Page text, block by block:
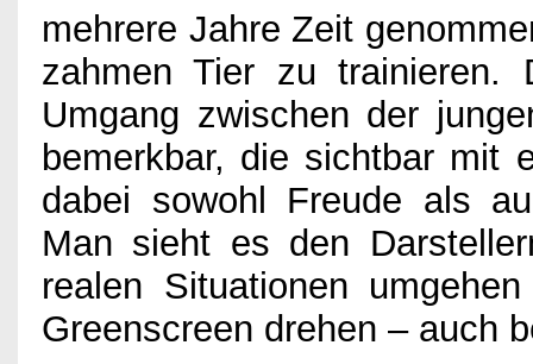
mehrere Jahre Zeit
zahmen Tier zu
Umgang zwischen der
bemerkbar, die sichtbar mit
dabei sowohl Freude als
Man sieht es den
realen Situationen
Greenscreen drehen – auch